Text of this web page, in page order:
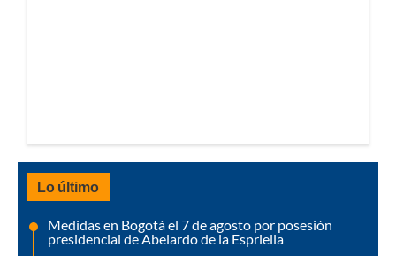
Lo último
Medidas en Bogotá el 7 de agosto por posesión
presidencial de Abelardo de la Espriella